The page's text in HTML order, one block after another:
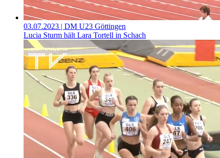
03.07.2023 | DM U23 Göttingen
Lucia Sturm hält Lara Tortell in Schach